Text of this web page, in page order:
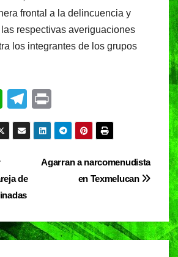
frontal a la delincuencia y
respectivas averiguaciones
los integrantes de los grupos
W
h
at
A
p
p
T
el
e
gr
a
in
t
Agarran a narcomenudista
en Texmelucan
de